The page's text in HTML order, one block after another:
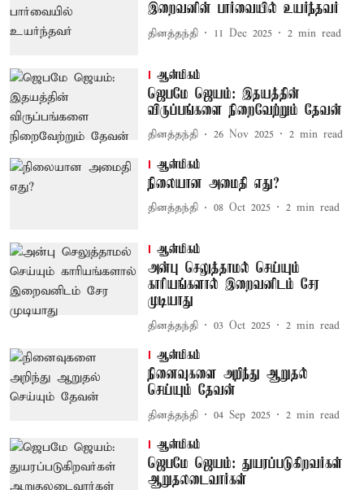
இறைவனின் பார்வையில் உயர்ந்தவர்
தினத்தந்தி 11 Dec 2025 2 min read
ஆன்மிகம்
ஜெபமே ஜெயம்: இதயத்தின்
விருப்பங்களை நிறைவேற்றும் தேவன்
தினத்தந்தி 26 Nov 2025 2 min read
ஆன்மிகம்
நிலையான அமைதி எது?
தினத்தந்தி 08 Oct 2025 2 min read
ஆன்மிகம்
அன்பு செலுத்தாமல் செய்யும்
காரியங்களால் இறைவனிடம் சேர
முடியாது
தினத்தந்தி 03 Oct 2025 2 min read
ஆன்மிகம்
நினைவுகளை அறிந்து ஆறுதல்
செய்யும் தேவன்
தினத்தந்தி 04 Sep 2025 2 min read
ஆன்மிகம்
ஜெபமே ஜெயம்: துயரப்படுகிறவர்கள்
ஆறுதலடைவார்கள்